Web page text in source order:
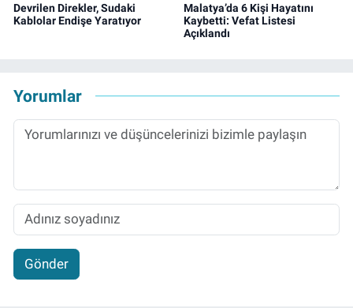
Devrilen Direkler, Sudaki
Kablolar Endişe Yaratıyor
Malatya’da 6 Kişi Hayatını
Kaybetti: Vefat Listesi
Açıklandı
Yorumlar
Gönder